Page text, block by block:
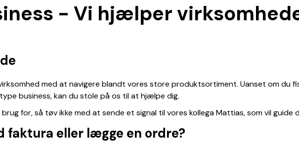
- Vi hjælper
med at navigere blandt vores store produktsortiment. Uanset om du
business, kan du stole på os til at hjælpe dig.
for, så tøv ikke med at sende et signal til vores kollega Mattias, som vil guide
faktura eller lægge en ordre?